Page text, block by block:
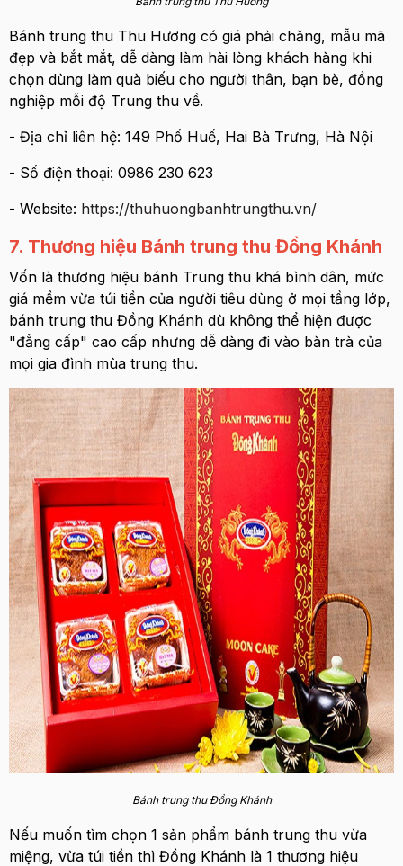
Bánh trung thu Thu Hương có giá phải chăng, mẫu mã
đẹp và bắt mắt, dễ dàng làm hài lòng khách hàng khi
chọn dùng làm quà biếu cho người thân, bạn bè, đồng
nghiệp mỗi độ Trung thu về.
- Địa chỉ liên hệ: 149 Phố Huế, Hai Bà Trưng, Hà Nội
- Số điện thoại: 0986 230 623
- Website: https://thuhuongbanhtrungthu.vn/
7. Thương hiệu Bánh trung thu Đồng Khánh
Vốn là thương hiệu bánh Trung thu khá bình dân, mức
giá mềm vừa túi tiền của người tiêu dùng ở mọi tầng lớp,
bánh trung thu Đồng Khánh dù không thể hiện được
"đẳng cấp" cao cấp nhưng dễ dàng đi vào bàn trà của
mọi gia đình mùa trung thu.
Bánh trung thu Đồng Khánh
Nếu muốn tìm chọn 1 sản phẩm bánh trung thu vừa
miệng, vừa túi tiền thì Đồng Khánh là 1 thương hiệu